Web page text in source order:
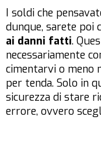
I soldi che
dunque, sarete
ai danni fatti.
necessariamente
cimentarvi o meno
per tenda. Solo in
sicurezza di stare
errore, ovvero